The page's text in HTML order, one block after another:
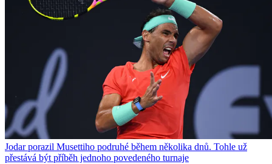
Jodar porazil Musettiho podruhé během několika dnů. Tohle už
přestává být příběh jednoho povedeného turnaje